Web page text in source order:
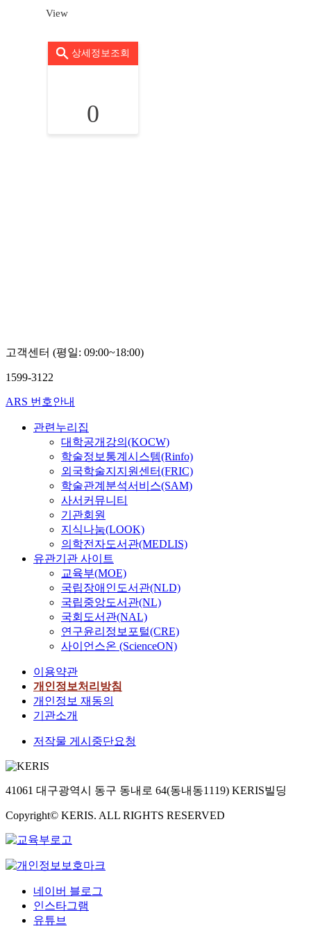
View
상세정보조회
0
고객센터 (평일: 09:00~18:00)
1599-3122
ARS 번호안내
관련누리집
대학공개강의(KOCW)
학술정보통계시스템(Rinfo)
외국학술지지원센터(FRIC)
학술관계분석서비스(SAM)
사서커뮤니티
기관회원
지식나눔(LOOK)
의학전자도서관(MEDLIS)
유관기관 사이트
교육부(MOE)
국립장애인도서관(NLD)
국립중앙도서관(NL)
국회도서관(NAL)
연구윤리정보포털(CRE)
사이언스온 (ScienceON)
이용약관
개인정보처리방침
개인정보 재동의
기관소개
저작물 게시중단요청
41061 대구광역시 동구 동내로 64(동내동1119) KERIS빌딩
Copyright© KERIS. ALL RIGHTS RESERVED
네이버 블로그
인스타그램
유튜브